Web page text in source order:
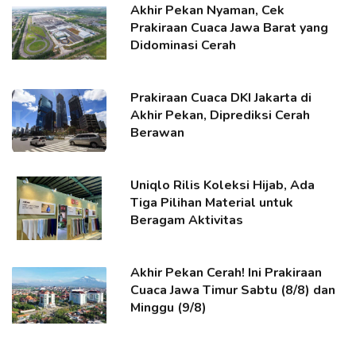
Akhir Pekan Nyaman, Cek
Prakiraan Cuaca Jawa Barat yang
Didominasi Cerah
Prakiraan Cuaca DKI Jakarta di
Akhir Pekan, Diprediksi Cerah
Berawan
Uniqlo Rilis Koleksi Hijab, Ada
Tiga Pilihan Material untuk
Beragam Aktivitas
Akhir Pekan Cerah! Ini Prakiraan
Cuaca Jawa Timur Sabtu (8/8) dan
Minggu (9/8)